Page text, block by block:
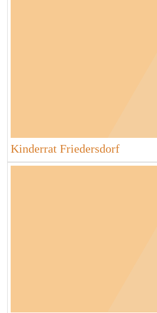
Kinderrat Friedersdorf